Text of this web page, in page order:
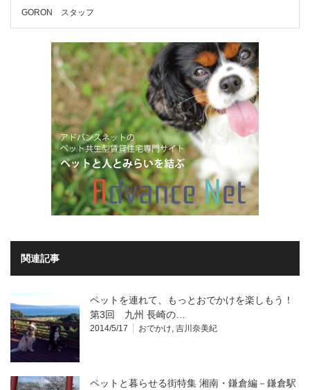
GORON スタッフ
関連記事
ペットを連れて、もっとおでかけを楽しもう！
第3回 九州 長崎の…
2014/5/17 おでかけ 吉川奈美紀
ペットと暮らせる街特集 湘南・鎌倉編－鎌倉駅